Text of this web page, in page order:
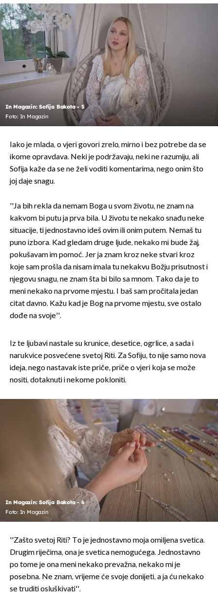
In Magazin: Sofija Bakota - 5
Foto: In Magazin
Iako je mlada, o vjeri govori zrelo, mirno i bez potrebe da se
ikome opravdava. Neki je podržavaju, neki ne razumiju, ali
Sofija kaže da se ne želi voditi komentarima, nego onim što
joj daje snagu.
''Ja bih rekla da nemam Boga u svom životu, ne znam na
kakvom bi putu ja prva bila. U životu te nekako snađu neke
situacije, ti jednostavno ideš ovim ili onim putem. Nemaš tu
puno izbora. Kad gledam druge ljude, nekako mi bude žaj,
pokušavam im pomoć. Jer ja znam kroz neke stvari kroz
koje sam prošla da nisam imala tu nekakvu Božju prisutnost i
njegovu snagu, ne znam šta bi bilo sa mnom. Tako da je to
meni nekako na prvome mjestu. I baš sam pročitala jedan
citat davno. Kažu kad je Bog na prvome mjestu, sve ostalo
dođe na svoje''.
Iz te ljubavi nastale su krunice, desetice, ogrlice, a sada i
narukvice posvećene svetoj Riti. Za Sofiju, to nije samo nova
ideja, nego nastavak iste priče, priče o vjeri koja se može
nositi, dotaknuti i nekome pokloniti.
In Magazin: Sofija Bakota - 6
Foto: In Magazin
''Zašto svetoj Riti? To je jednostavno moja omiljena svetica.
Drugim riječima, ona je svetica nemogućega. Jednostavno
po tome je ona meni nekako prevažna, nekako mi je
posebna. Ne znam, vrijeme će svoje donijeti, a ja ću nekako
se truditi osluškivati''.